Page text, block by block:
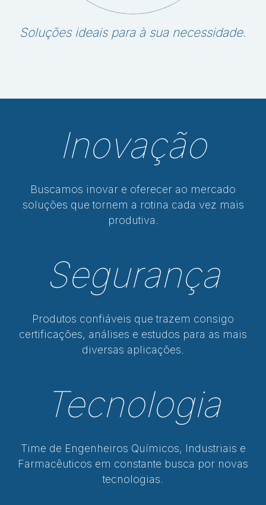
Soluções ideais para à sua necessidade.
Inovação
Buscamos inovar e oferecer ao mercado
soluções que tornem a rotina cada vez mais
produtiva.
Segurança
Produtos confiáveis que trazem consigo
certificações, análises e estudos para as mais
diversas aplicações.
Tecnologia
Time de Engenheiros Químicos, Industriais e
Farmacêuticos em constante busca por novas
tecnologias.